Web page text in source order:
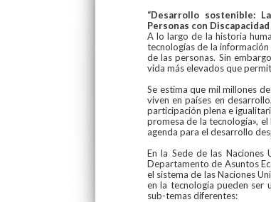
“Desarrollo sostenible:
Personas con
A lo largo de la historia
tecnologías de la
de las personas. Sin
vida más elevados que
Se estima que mil millones
viven en países en
participación plena e
promesa de la tecnología»,
agenda para el desarrollo
En la Sede de las
Departamento de Asuntos
el sistema de las Naciones
en la tecnología pueden ser
sub-temas diferentes: